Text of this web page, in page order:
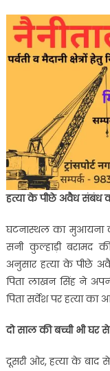
हत्या के पीछे अवैध संबंध
घटनास्थल का
सनी कुल्हाड़ी बरामद
अनुसार हत्या के पीछे
पिता लाखन सिंह ने
पिता सर्वेश पर हत्या का
दो साल की बच्ची भी घर
दूसरी ओर, हत्या के बाद